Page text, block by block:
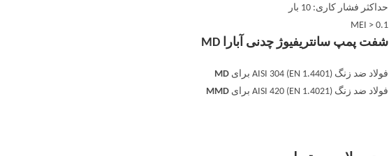
حداکثر فشار کاری: 10 بار
MEI > 0.1
شفت پمپ سانتریفیوژ چدنی آبارا MD
فولاد ضد زنگ AISI 304 (EN 1.4401) برای
MD
فولاد ضد زنگ AISI 420 (EN 1.4021) برای
MMD